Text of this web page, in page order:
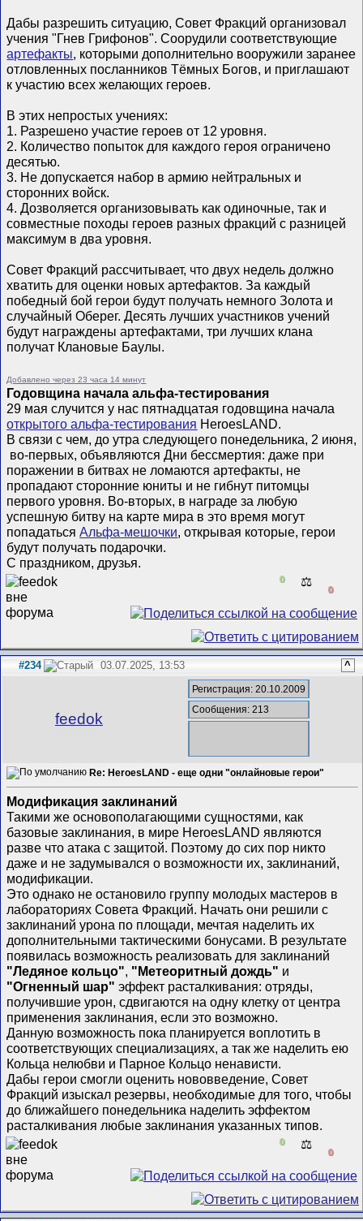
Дабы разрешить ситуацию, Совет Фракций организовал
учения "Гнев Грифонов". Соорудили соответствующие
артефакты, которыми дополнительно вооружили заранее
отловленных посланников Тёмных Богов, и приглашают
к участию всех желающих героев.
В этих непростых учениях:
1. Разрешено участие героев от 12 уровня.
2. Количество попыток для каждого героя ограничено
десятью.
3. Не допускается набор в армию нейтральных и
сторонних войск.
4. Дозволяется организовывать как одиночные, так и
совместные походы героев разных фракций с разницей
максимум в два уровня.
Совет Фракций рассчитывает, что двух недель должно
хватить для оценки новых артефактов. За каждый
победный бой герои будут получать немного Золота и
случайный Оберег. Десять лучших участников учений
будут награждены артефактами, три лучших клана
получат Клановые Баулы.
Добавлено через 23 часа 14 минут
Годовщина начала альфа-тестирования
29 мая случится у нас пятнадцатая годовщина начала
открытого альфа-тестирования HeroesLAND.
В связи с чем, до утра следующего понедельника, 2 июня,
во-первых, объявляются Дни бессмертия: даже при
поражении в битвах не ломаются артефакты, не
пропадают сторонние юниты и не гибнут питомцы
первого уровня. Во-вторых, в награде за любую
успешную битву на карте мира в это время могут
попадатьсяАльфа-мешочки, открывая которые, герои
будут получать подарочки.
С праздником, друзья.
0 ⚖️
0
#234 03.07.2025, 13:53 ^
feedok
Регистрация: 20.10.2009
Сообщения: 213
Re: HeroesLAND - еще одни "онлайновые герои"
Модификация заклинаний
Такими же основополагающими сущностями, как
базовые заклинания, в мире HeroesLAND являются
разве что атака с защитой. Поэтому до сих пор никто
даже и не задумывался о возможности их, заклинаний,
модификации.
Это однако не остановило группу молодых мастеров в
лабораториях Совета Фракций. Начать они решили с
заклинаний урона по площади, мечтая наделить их
дополнительными тактическими бонусами. В результате
появилась возможность реализовать для заклинаний
"Ледяное кольцо", "Метеоритный дождь" и
"Огненный шар" эффект расталкивания: отряды,
получившие урон, сдвигаются на одну клетку от центра
применения заклинания, если это возможно.
Данную возможность пока планируется воплотить в
соответствующих специализациях, а так же наделить ею
Кольца нелюбви и Парное Кольцо ненависти.
Дабы герои смогли оценить нововведение, Совет
Фракций изыскал резервы, необходимые для того, чтобы
до ближайшего понедельника наделить эффектом
расталкивания любые заклинания указанных типов.
0 ⚖️
0